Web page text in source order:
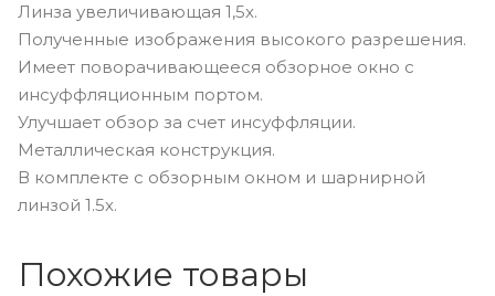
Линза увеличивающая 1,5x.
Полученные изображения высокого разрешения.
Имеет поворачивающееся обзорное окно с
инсуффляционным портом.
Улучшает обзор за счет инсуффляции.
Металлическая конструкция.
В комплекте с обзорным окном и шарнирной
линзой 1.5х.
Похожие товары